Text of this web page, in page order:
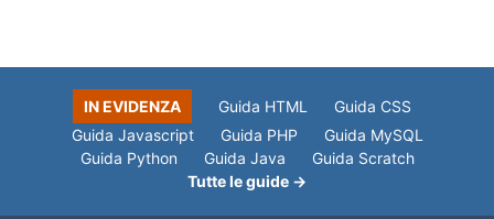
IN EVIDENZA Guida HTML
Guida CSS
Guida Javascript
Guida PHP
Guida MySQL
Guida Python
Guida Java
Guida Scratch
Tutte le guide →